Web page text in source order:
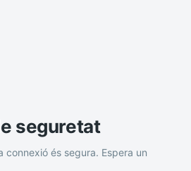
seguretat
connexió és segura. Espera un